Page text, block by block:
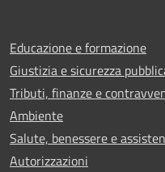
Educazione e formazione
Giustizia e sicurezza
Tributi, finanze e
Ambiente
Salute, benessere e
Autorizzazioni